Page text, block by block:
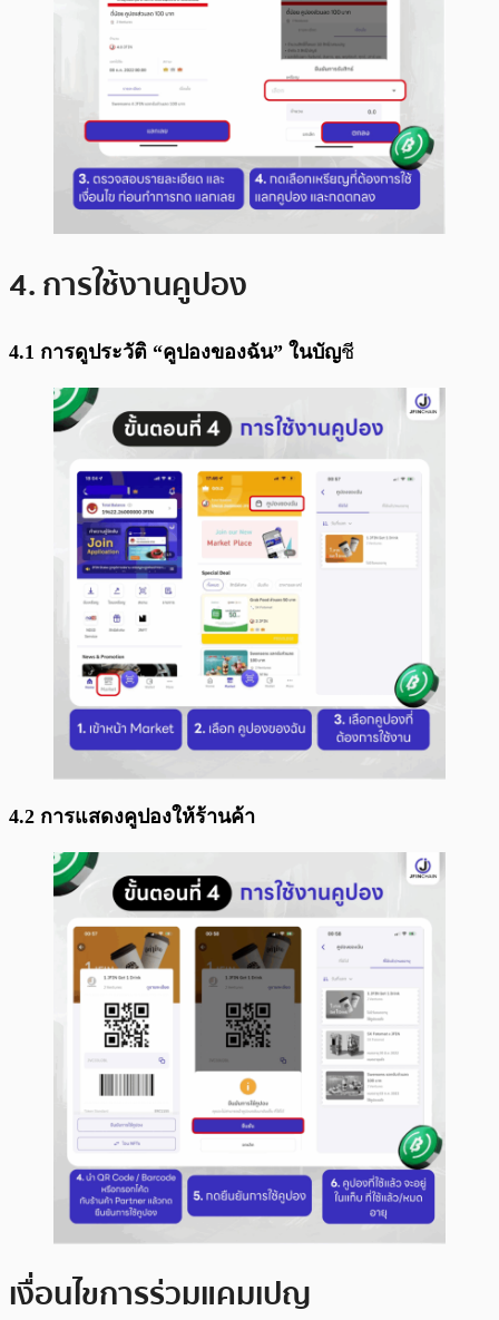
4. การใช้งานคูปอง
4.1 การดูประวัติ “คูปองของฉัน” ในบัญชี
4.2 การแสดงคูปองให้ร้านค้า
เงื่อนไขการร่วมแคมเปญ